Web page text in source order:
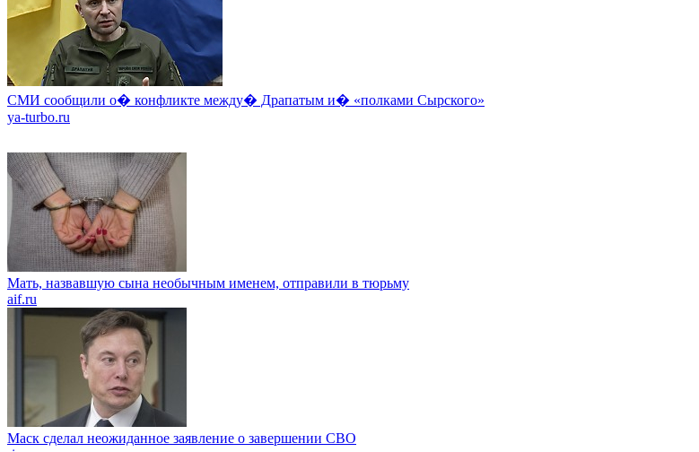
СМИ сообщили о� конфликте между� Драпатым и� «полками Сырского»
ya-turbo.ru
Мать, назвавшую сына необычным именем, отправили в тюрьму
aif.ru
Маск сделал неожиданное заявление о завершении СВО